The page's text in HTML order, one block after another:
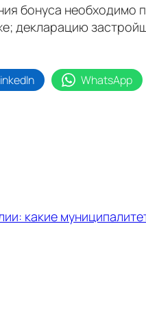
бонуса необходимо
декларацию
WhatsApp
какие